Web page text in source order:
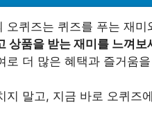
오퀴즈는 퀴즈를 푸는 재
상품을 받는 재미를 느껴보
로 더 많은 혜택과 즐거움
지 말고, 지금 바로 오퀴즈